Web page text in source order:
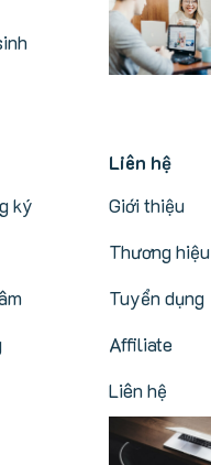
ký
Liên hệ
Giới thiệu
Thương hiệu
Tuyển dụng
Affiliate
Liên hệ